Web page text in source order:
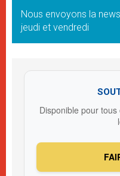
Nous envoyons la
jeudi et vendredi
Disponible pour